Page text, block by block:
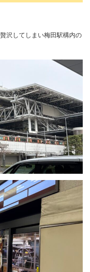
沢してしまい梅田駅構内の